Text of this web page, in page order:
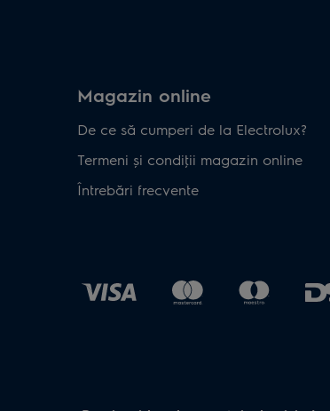
Magazin online
De ce să cumperi de la Electrolux?
Termeni și condiţii magazin online
Întrebări frecvente